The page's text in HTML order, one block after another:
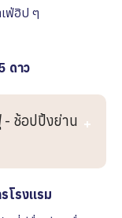
ฟ่ฮิป ๆ
ดาว
- ช้อปปิ้งย่าน
รงเเรม